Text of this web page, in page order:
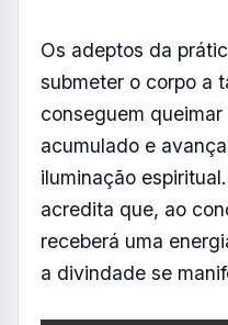
Os adeptos da
submeter o corpo a
conseguem
acumulado e
iluminação
acredita que, ao
receberá uma
a divindade se